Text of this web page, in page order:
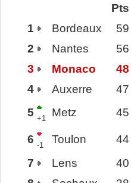
Pts
1
Bordeaux 59
2
Nantes 56
3
Monaco 48
4
Auxerre 47
5 +1 Metz 45
6 -1 Toulon 44
7
Lens 40